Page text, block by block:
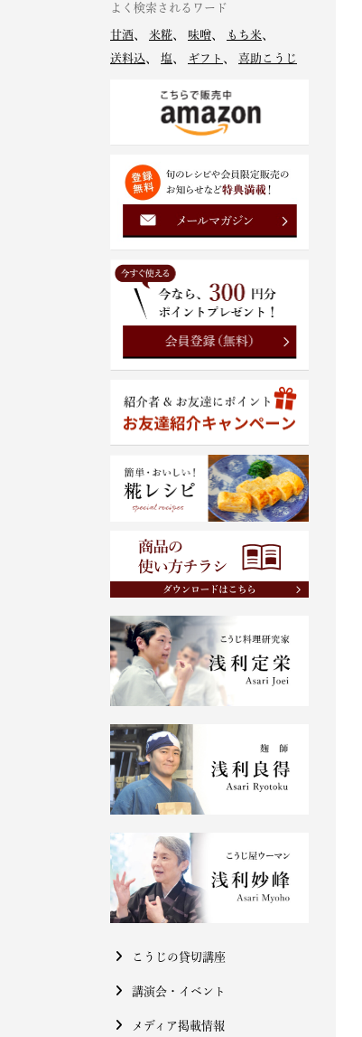
よく検索されるワード
甘酒 米糀 味噌 もち米
送料込
塩 ギフト 喜助こうじ
こうじの貸切講座
講演会・イベント
メディア掲載情報